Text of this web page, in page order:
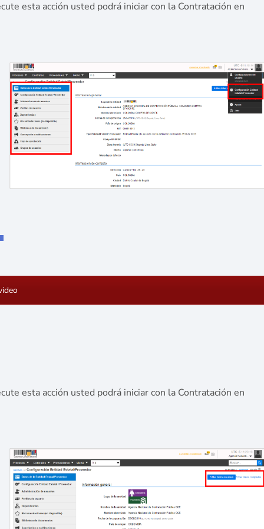
esta acción usted podrá iniciar con la Contratación en
esta acción usted podrá iniciar con la Contratación en